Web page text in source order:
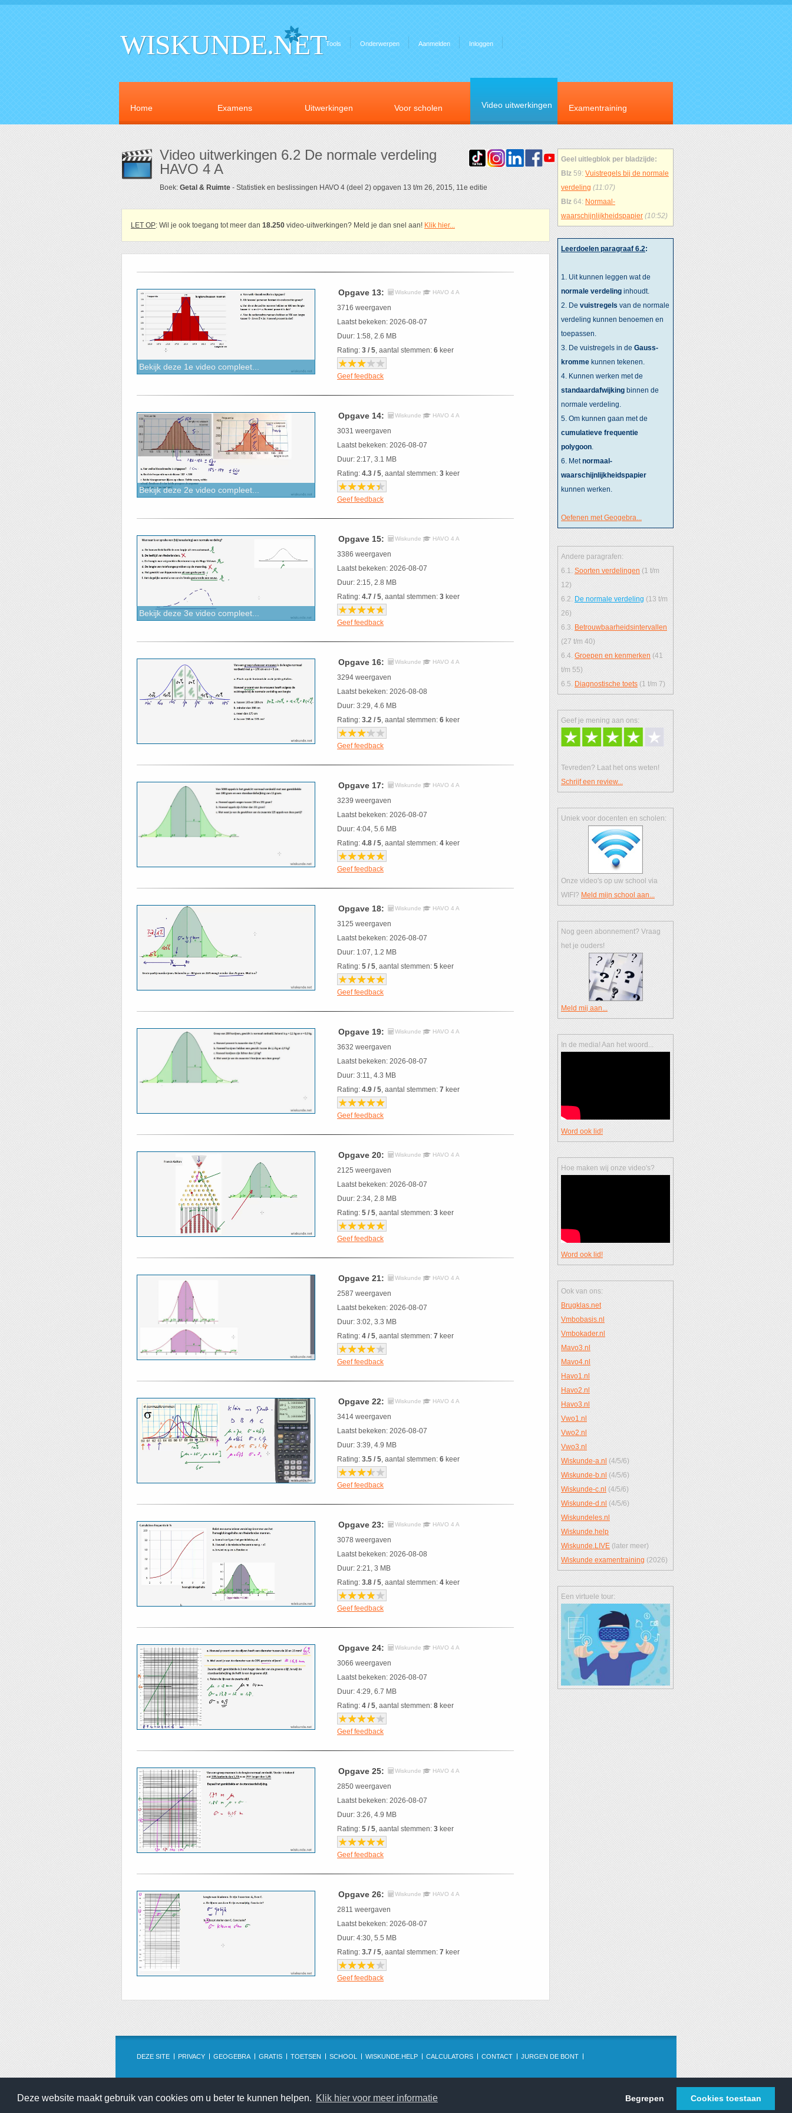
Deze website maakt gebruik van cookies om u beter te kunnen helpen. Klik hier voor meer informatie Begrepen Cookies toestaan
WISKUNDE.NETTools Onderwerpen Aanmelden Inloggen
Home Examens Uitwerkingen Voor scholen Video uitwerkingen Examentraining
Video uitwerkingen 6.2 De normale verdeling
HAVO 4 A
Boek: Getal & Ruimte - Statistiek en beslissingen HAVO 4 (deel 2) opgaven 13 t/m 26, 2015, 11e editie
LET OP: Wil je ook toegang tot meer dan 18.250 video-uitwerkingen? Meld je dan snel aan! Klik hier...
Bekijk deze 1e video compleet...
Opgave 13: Wiskunde HAVO 4 A
3716 weergaven
Laatst bekeken: 2026-08-07
Duur: 1:58, 2.6 MB
Rating: 3 / 5, aantal stemmen: 6 keer
Geef feedback
Bekijk deze 2e video compleet...
Opgave 14: Wiskunde HAVO 4 A
3031 weergaven
Laatst bekeken: 2026-08-07
Duur: 2:17, 3.1 MB
Rating: 4.3 / 5, aantal stemmen: 3 keer
Geef feedback
Bekijk deze 3e video compleet...
Opgave 15: Wiskunde HAVO 4 A
3386 weergaven
Laatst bekeken: 2026-08-07
Duur: 2:15, 2.8 MB
Rating: 4.7 / 5, aantal stemmen: 3 keer
Geef feedback
Opgave 16: Wiskunde HAVO 4 A
3294 weergaven
Laatst bekeken: 2026-08-08
Duur: 3:29, 4.6 MB
Rating: 3.2 / 5, aantal stemmen: 6 keer
Geef feedback
Opgave 17: Wiskunde HAVO 4 A
3239 weergaven
Laatst bekeken: 2026-08-07
Duur: 4:04, 5.6 MB
Rating: 4.8 / 5, aantal stemmen: 4 keer
Geef feedback
Opgave 18: Wiskunde HAVO 4 A
3125 weergaven
Laatst bekeken: 2026-08-07
Duur: 1:07, 1.2 MB
Rating: 5 / 5, aantal stemmen: 5 keer
Geef feedback
Opgave 19: Wiskunde HAVO 4 A
3632 weergaven
Laatst bekeken: 2026-08-07
Duur: 3:11, 4.3 MB
Rating: 4.9 / 5, aantal stemmen: 7 keer
Geef feedback
Opgave 20: Wiskunde HAVO 4 A
2125 weergaven
Laatst bekeken: 2026-08-07
Duur: 2:34, 2.8 MB
Rating: 5 / 5, aantal stemmen: 3 keer
Geef feedback
Opgave 21: Wiskunde HAVO 4 A
2587 weergaven
Laatst bekeken: 2026-08-07
Duur: 3:02, 3.3 MB
Rating: 4 / 5, aantal stemmen: 7 keer
Geef feedback
Opgave 22: Wiskunde HAVO 4 A
3414 weergaven
Laatst bekeken: 2026-08-07
Duur: 3:39, 4.9 MB
Rating: 3.5 / 5, aantal stemmen: 6 keer
Geef feedback
Opgave 23: Wiskunde HAVO 4 A
3078 weergaven
Laatst bekeken: 2026-08-08
Duur: 2:21, 3 MB
Rating: 3.8 / 5, aantal stemmen: 4 keer
Geef feedback
Opgave 24: Wiskunde HAVO 4 A
3066 weergaven
Laatst bekeken: 2026-08-07
Duur: 4:29, 6.7 MB
Rating: 4 / 5, aantal stemmen: 8 keer
Geef feedback
Opgave 25: Wiskunde HAVO 4 A
2850 weergaven
Laatst bekeken: 2026-08-07
Duur: 3:26, 4.9 MB
Rating: 5 / 5, aantal stemmen: 3 keer
Geef feedback
Opgave 26: Wiskunde HAVO 4 A
2811 weergaven
Laatst bekeken: 2026-08-07
Duur: 4:30, 5.5 MB
Rating: 3.7 / 5, aantal stemmen: 7 keer
Geef feedback
Geel uitlegblok per bladzijde:
Blz 59: Vuistregels bij de normale
verdeling (11:07)
Blz 64: Normaal-
waarschijnlijkheidspapier (10:52)
Leerdoelen paragraaf 6.2:
1. Uit kunnen leggen wat de
normale verdeling inhoudt.
2. De vuistregels van de normale
verdeling kunnen benoemen en
toepassen.
3. De vuistregels in de Gauss-
kromme kunnen tekenen.
4. Kunnen werken met de
standaardafwijking binnen de
normale verdeling.
5. Om kunnen gaan met de
cumulatieve frequentie
polygoon.
6. Metnormaal-
waarschijnlijkheidspapier
kunnen werken.
Oefenen met Geogebra...
Andere paragrafen:
6.1. Soorten verdelingen (1 t/m
12)
6.2. De normale verdeling (13 t/m
26)
6.3. Betrouwbaarheidsintervallen
(27 t/m 40)
6.4.Groepen en kenmerken (41
t/m 55)
6.5. Diagnostische toets (1 t/m 7)
Geef je mening aan ons:
Tevreden? Laat het ons weten!
Schrijf een review...
Uniek voor docenten en scholen:
Onze video's op uw school via
WIFI? Meld mijn school aan...
Nog geen abonnement? Vraag
het je ouders!
Meld mij aan...
In de media! Aan het woord...
Word ook lid!
Hoe maken wij onze video's?
Word ook lid!
Ook van ons:
Brugklas.net
Vmbobasis.nl
Vmbokader.nl
Mavo3.nl
Mavo4.nl
Havo1.nl
Havo2.nl
Havo3.nl
Vwo1.nl
Vwo2.nl
Vwo3.nl
Wiskunde-a.nl (4/5/6)
Wiskunde-b.nl (4/5/6)
Wiskunde-c.nl (4/5/6)
Wiskunde-d.nl (4/5/6)
Wiskundeles.nl
Wiskunde.help
Wiskunde.LIVE (later meer)
Wiskunde examentraining (2026)
Een virtuele tour:
DEZE SITE PRIVACY GEOGEBRA GRATIS TOETSEN SCHOOL WISKUNDE.HELP CALCULATORS CONTACT JURGEN DE BONT
WISKUNDE.NET © 2013 - 2026